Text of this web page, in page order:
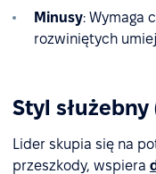
Minusy: Wymaga
rozwiniętych
Styl
Lider skupia się na
przeszkody, wspiera